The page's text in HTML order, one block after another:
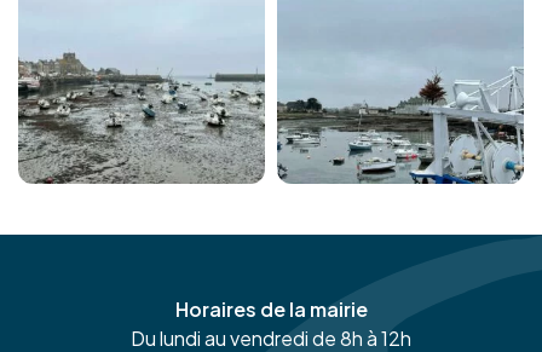
Horaires de la mairie
Du lundi au vendredi de 8h à 12h